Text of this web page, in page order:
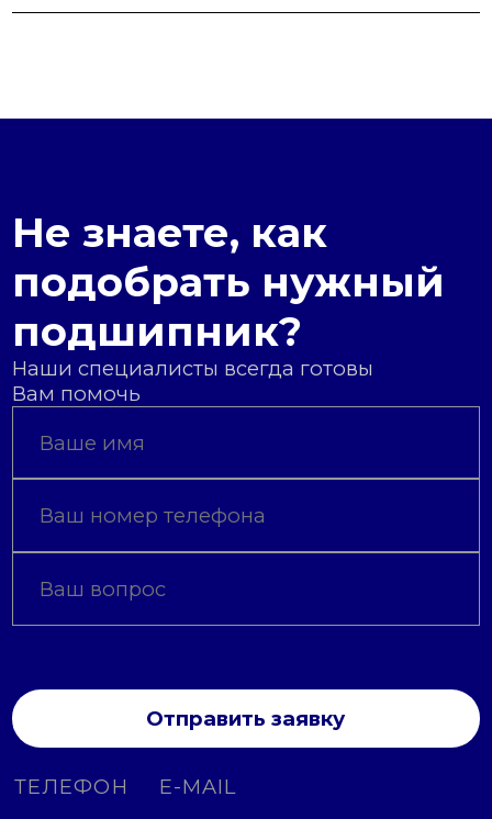
Не знаете, как
подобрать нужный
подшипник?
Наши специалисты всегда готовы
Вам помочь
Отправить заявку
ТЕЛЕФОН E-MAIL